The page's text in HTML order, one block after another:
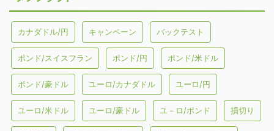
カナダドル/円 キャンペーン バックテスト
ポンド/スイスフラン ポンド/円 ポンド/米ドル
ポンド/豪ドル ユーロ/カナダドル ユーロ/円
ユーロ/米ドル ユーロ/豪ドル ユ－ロ/ポンド 損切り